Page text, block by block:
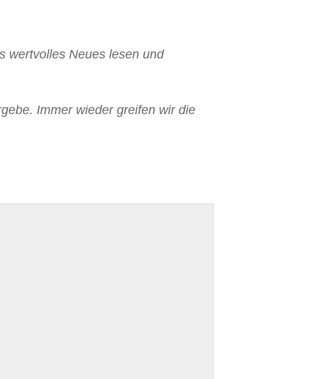
wertvolles Neues lesen und
Immer wieder greifen wir die